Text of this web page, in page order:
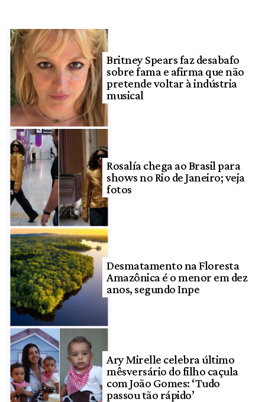
Britney Spears faz desabafo
sobre fama e afirma que não
pretende voltar à indústria
musical
Rosalía chega ao Brasil para
shows no Rio de Janeiro; veja
fotos
Desmatamento na Floresta
Amazônica é o menor em dez
anos, segundo Inpe
Ary Mirelle celebra último
mêsversário do filho caçula
com João Gomes: ‘Tudo
passou tão rápido’